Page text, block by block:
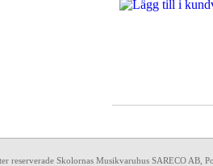
reserverade Skolornas Musikvaruhus SARECO AB,